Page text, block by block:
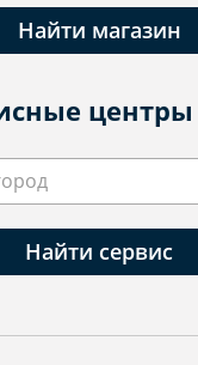
Найти магазин
центры
Найти сервис